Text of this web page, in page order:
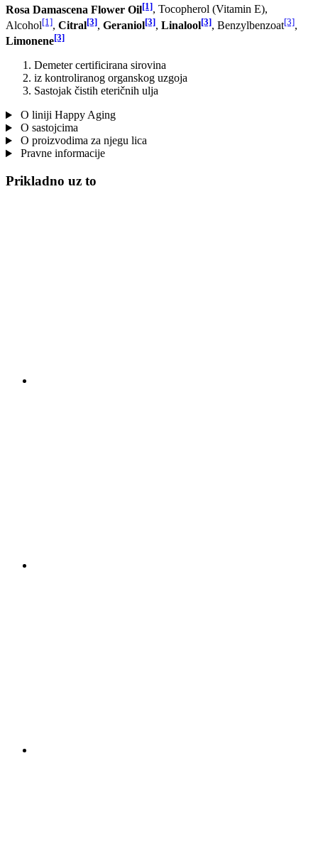
Rosa Damascena Flower Oil[1], Tocopherol (Vitamin E),
Alcohol[1], Citral[3], Geraniol[3], Linalool[3], Benzylbenzoat[3],
Limonene[3]
Demeter certificirana sirovina
iz kontroliranog organskog uzgoja
Sastojak čistih eteričnih ulja
O liniji Happy Aging
O sastojcima
O proizvodima za njegu lica
Pravne informacije
Prikladno uz to